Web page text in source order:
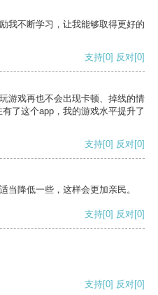
我不断学习，让我能够取得更好的
支持[0] 反对[0]
游戏再也不会出现卡顿、掉线的情
了这个app，我的游戏水平提升了
支持[0] 反对[0]
当降低一些，这样会更加亲民。
支持[0] 反对[0]
支持[0] 反对[0]